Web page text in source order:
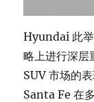
Hyundai 此
略上进行深
SUV 市场的
Santa Fe 在